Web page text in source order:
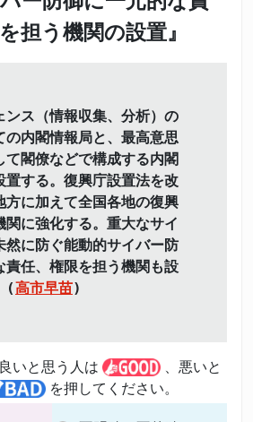
担う機関の設置』
ンス（情報収集、分析）の
の内閣情報局と、最高意思
て閣僚などで構成する内閣
置する。復興庁設置法を改
方に加えて全国各地の復興
関に強化する。重大なサイ
然に防ぐ能動的サイバー防
責任、権限を担う機関も設
(高市早苗)
いと思う人は
、悪いと
を押してください。